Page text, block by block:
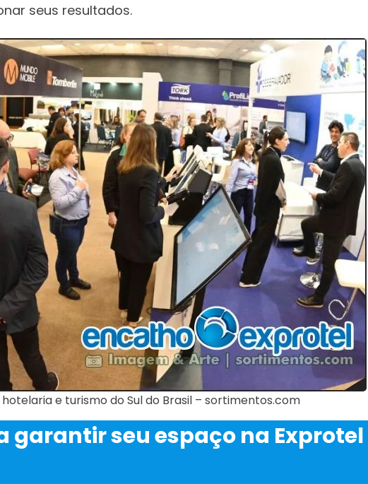
seus resultados.
e turismo do Sul do Brasil – sortimentos.com
garantir seu espaço na Exprotel